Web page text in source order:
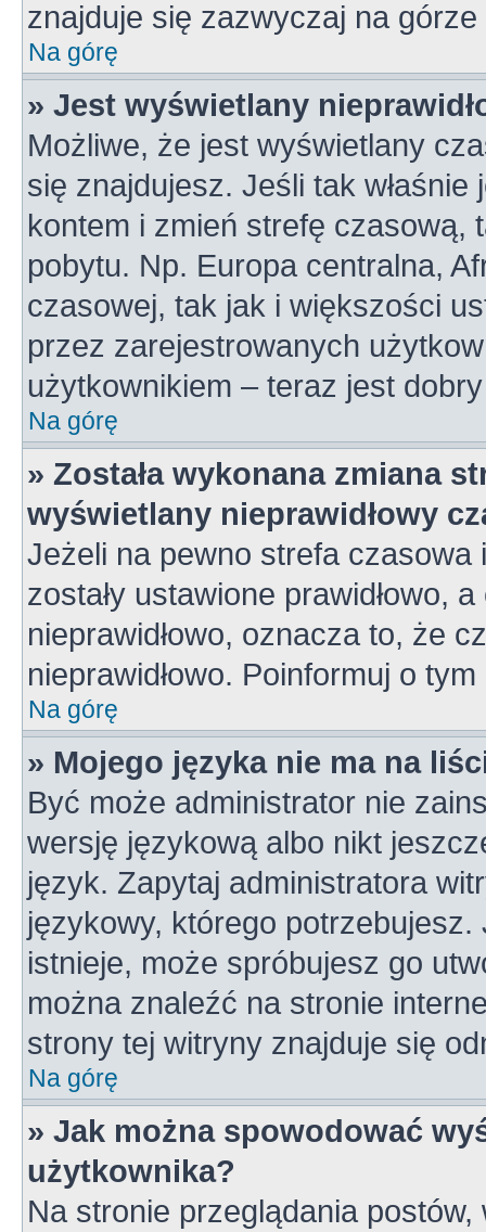
znajduje się zazwyczaj na
Na górę
» Jest wyświetlany
Możliwe, że jest wyświetlany
się znajdujesz. Jeśli tak
kontem i zmień strefę czasową,
pobytu. Np. Europa centralna,
czasowej, tak jak i większości
przez zarejestrowanych
użytkownikiem – teraz jest
Na górę
» Została wykonana zmiana
wyświetlany nieprawidłowy
Jeżeli na pewno strefa
zostały ustawione prawidłowo,
nieprawidłowo, oznacza to, że
nieprawidłowo. Poinformuj o
Na górę
» Mojego języka nie ma na
Być może administrator nie
wersję językową albo nikt
język. Zapytaj administratora
językowy, którego
istnieje, może spróbujesz go
można znaleźć na stronie
strony tej witryny znajduje się
Na górę
» Jak można spowodować
użytkownika?
Na stronie przeglądania